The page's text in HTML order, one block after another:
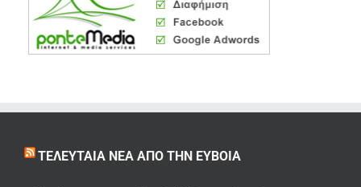
ΤΕΛΕΥΤΑΊΑ ΝΈΑ ΑΠΌ ΤΗΝ ΕΎΒΟΙΑ